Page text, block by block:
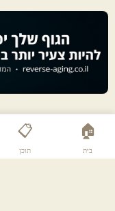
🏠
בית
📋
תוכן